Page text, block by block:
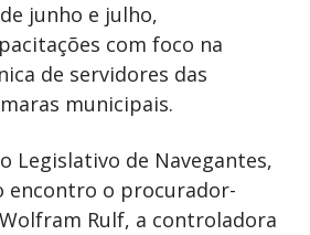
junho e julho,
com foco na
de servidores das
municipais.
Legislativo de Navegantes,
encontro o procurador-
Rulf, a controladora